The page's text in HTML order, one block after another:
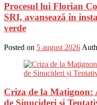
Procesul lui Florian
SRI, avansează în
verde
Posted on 5 august 2026
Criza de la Matignon:
de Sinucideri și